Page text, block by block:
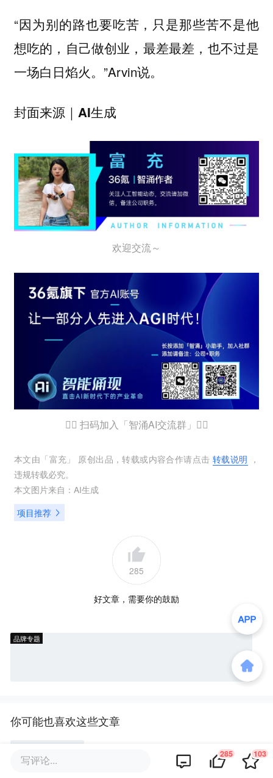
“因为别的路也要吃苦，只是那些苦不是他
想吃的，自己做创业，最差最差，也不过是
一场白日焰火。”Arvin说。
封面来源｜AI生成
欢迎交流～
👇🏻 扫码加入「智涌AI交流群」👇🏻
本文由「富充 」 原创出品，转载或内容合作请点击 转载说明 ，
违规转载必究。
本文图片来自： AI生成
项目推荐
285
好文章，需要你的鼓励
品牌专题
你可能也喜欢这些文章
“车企牌”电池相继上车，不只是P
写评论... 285 103